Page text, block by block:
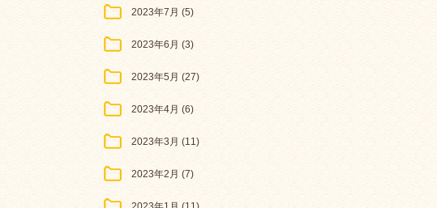
2023年7月 (5)
2023年6月 (3)
2023年5月 (27)
2023年4月 (6)
2023年3月 (11)
2023年2月 (7)